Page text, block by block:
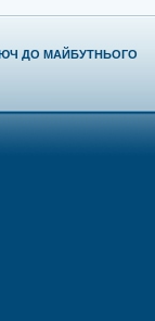
ДО МАЙБУТНЬОГО